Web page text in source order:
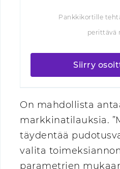
Pankkikortille
perittävä
Siirry
On mahdollista
markkinatilauksia.
täydentää
valita
parametrien